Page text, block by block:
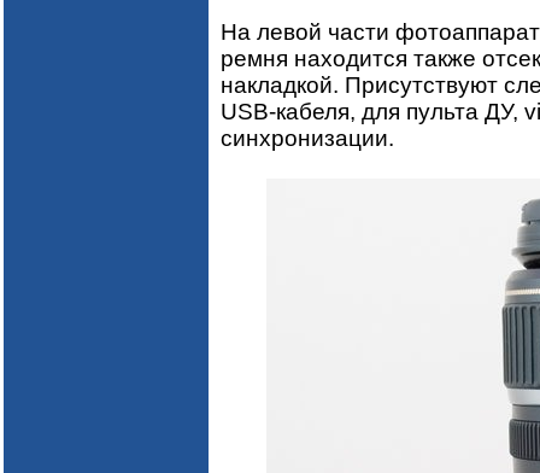
На левой части
ремня находится также
накладкой. Присутствуют
USB-кабеля, для пульта ДУ,
синхронизации.